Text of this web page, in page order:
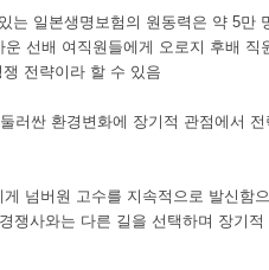
는 일본생명보험의 원동력은 약 5만
선배 여직원들에게 오로지 후배 직
전략이라 할 수 있음
러싼 환경변화에 장기적 관점에서
게 넘버원 고수를 지속적으로 발신함
사와는 다른 길을 선택하며 장기